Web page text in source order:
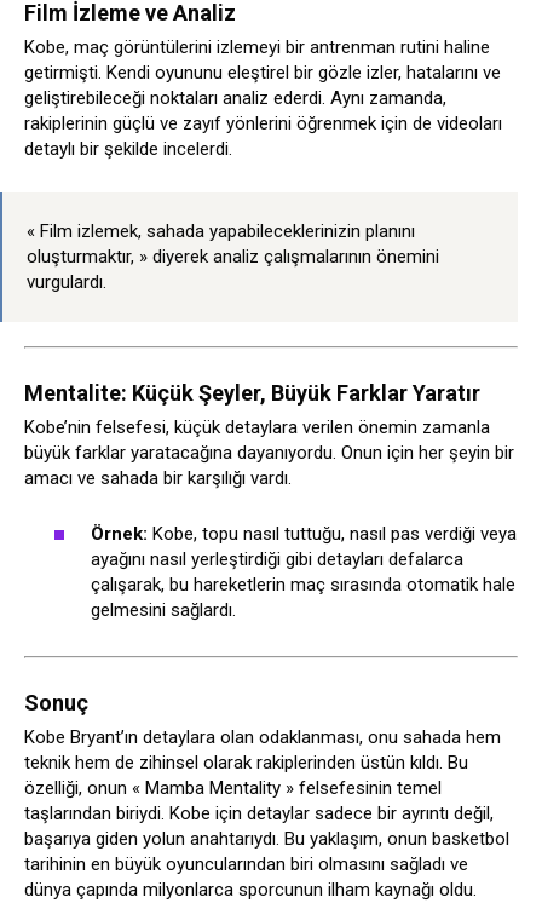
Film İzleme ve Analiz
Kobe, maç görüntülerini izlemeyi bir antrenman rutini haline
getirmişti. Kendi oyununu eleştirel bir gözle izler, hatalarını ve
geliştirebileceği noktaları analiz ederdi. Aynı zamanda,
rakiplerinin güçlü ve zayıf yönlerini öğrenmek için de videoları
detaylı bir şekilde incelerdi.
« Film izlemek, sahada yapabileceklerinizin planını
oluşturmaktır, » diyerek analiz çalışmalarının önemini
vurgulardı.
Mentalite: Küçük Şeyler, Büyük Farklar Yaratır
Kobe’nin felsefesi, küçük detaylara verilen önemin zamanla
büyük farklar yaratacağına dayanıyordu. Onun için her şeyin bir
amacı ve sahada bir karşılığı vardı.
Örnek: Kobe, topu nasıl tuttuğu, nasıl pas verdiği veya
ayağını nasıl yerleştirdiği gibi detayları defalarca
çalışarak, bu hareketlerin maç sırasında otomatik hale
gelmesini sağlardı.
Sonuç
Kobe Bryant’ın detaylara olan odaklanması, onu sahada hem
teknik hem de zihinsel olarak rakiplerinden üstün kıldı. Bu
özelliği, onun « Mamba Mentality » felsefesinin temel
taşlarından biriydi. Kobe için detaylar sadece bir ayrıntı değil,
başarıya giden yolun anahtarıydı. Bu yaklaşım, onun basketbol
tarihinin en büyük oyuncularından biri olmasını sağladı ve
dünya çapında milyonlarca sporcunun ilham kaynağı oldu.